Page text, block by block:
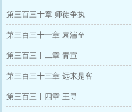
第三百三十章 师徒争执
第三百三十一章 袁湍至
第三百三十二章 青宣
第三百三十三章 远来是客
第三百三十四章 王寻